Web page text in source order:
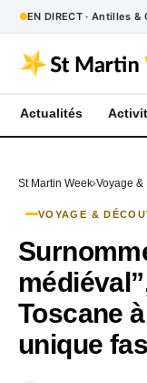
EN DIRECT · Antilles
Actualités
St Martin Week Voyage &
VOYAGE &
Toscane
unique